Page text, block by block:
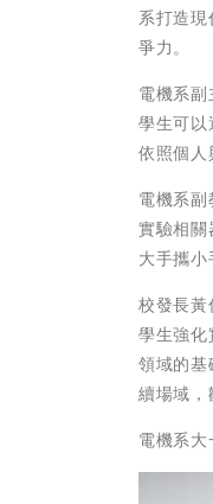
系打造
爭力。
電機系
學生可
依照個人
電機系
實驗相
大手攜小
校發長
學生強
領域的
續場域，
電機系